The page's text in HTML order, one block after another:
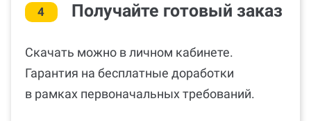
4 Получайте готовый заказ
Скачать можно в личном кабинете.
Гарантия на бесплатные доработки
в рамках первоначальных требований.